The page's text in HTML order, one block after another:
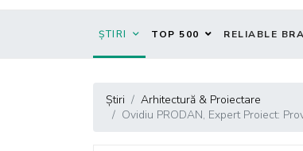
ȘTIRI TOP 500 RELIABLE
Știri
Arhitectură & Proiectare
Ovidiu PRODAN, Expert Proiect: